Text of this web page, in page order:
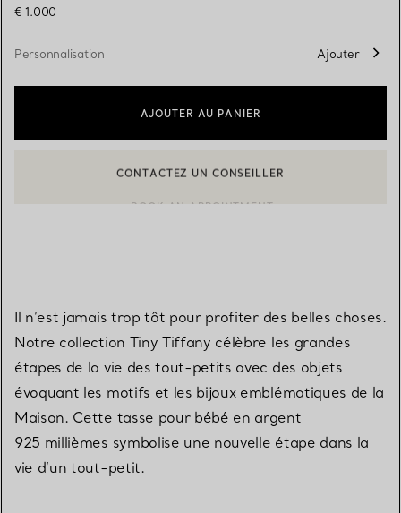
€ 1.000
Personnalisation Ajouter
AJOUTER AU PANIER
Il n’est jamais trop tôt pour profiter des belles choses.
Notre collection Tiny Tiffany célèbre les grandes
étapes de la vie des tout-petits avec des objets
évoquant les motifs et les bijoux emblématiques de la
Maison. Cette tasse pour bébé en argent
925 millièmes symbolise une nouvelle étape dans la
vie d’un tout-petit.